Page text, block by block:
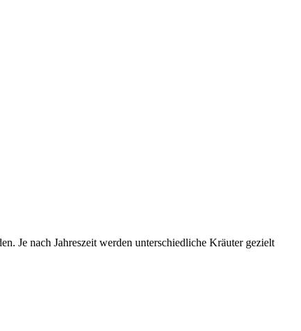
Je nach Jahreszeit werden unterschiedliche Kräuter gezielt